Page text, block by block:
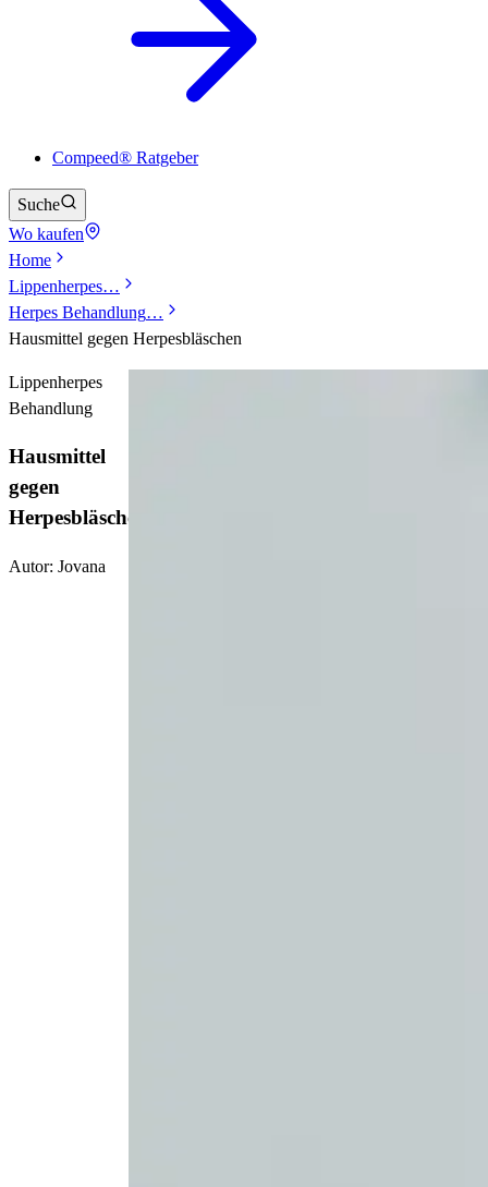
Compeed® Ratgeber
Suche
Wo kaufen
Home
Lippenherpes…
Herpes Behandlung…
Hausmittel gegen Herpesbläschen
Lippenherpes
Behandlung
Hausmittel
gegen
Herpesbläschen
Autor: Jovana